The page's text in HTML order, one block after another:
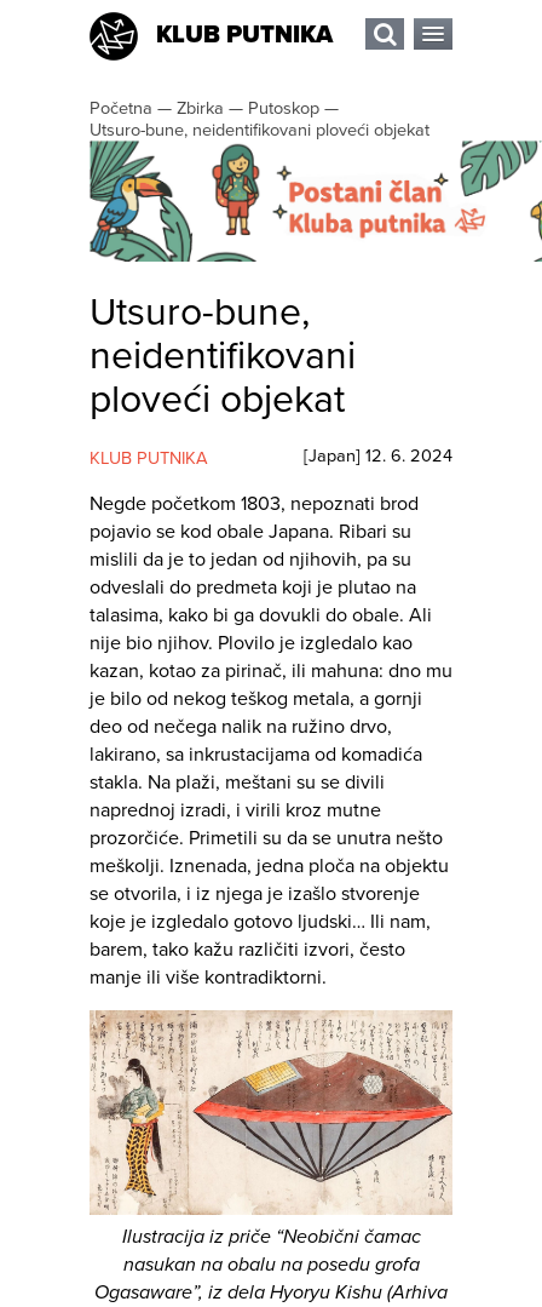
KLUB PUTNIKA
Početna — Zbirka — Putoskop —
Utsuro-bune, neidentifikovani ploveći objekat
Utsuro-bune,
neidentifikovani
ploveći objekat
KLUB PUTNIKA [Japan] 12. 6. 2024
Negde početkom 1803, nepoznati brod
pojavio se kod obale Japana. Ribari su
mislili da je to jedan od njihovih, pa su
odveslali do predmeta koji je plutao na
talasima, kako bi ga dovukli do obale. Ali
nije bio njihov. Plovilo je izgledalo kao
kazan, kotao za pirinač, ili mahuna: dno mu
je bilo od nekog teškog metala, a gornji
deo od nečega nalik na ružino drvo,
lakirano, sa inkrustacijama od komadića
stakla. Na plaži, meštani su se divili
naprednoj izradi, i virili kroz mutne
prozorčiće. Primetili su da se unutra nešto
meškolji. Iznenada, jedna ploča na objektu
se otvorila, i iz njega je izašlo stvorenje
koje je izgledalo gotovo ljudski… Ili nam,
barem, tako kažu različiti izvori, često
manje ili više kontradiktorni.
Ilustracija iz priče “Neobični čamac
nasukan na obalu na posedu grofa
Ogasaware”, iz dela Hyoryu Kishu (Arhiva